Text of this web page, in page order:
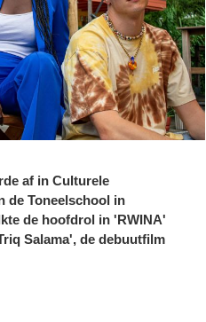
af in Culturele
de Toneelschool in
de hoofdrol in 'RWINA'
Salama', de debuutfilm